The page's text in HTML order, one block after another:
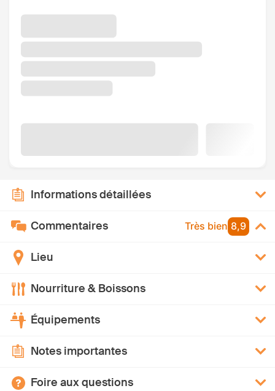
Informations détaillées
Commentaires Très bien 8,9
Lieu
Nourriture & Boissons
Équipements
Notes importantes
Foire aux questions